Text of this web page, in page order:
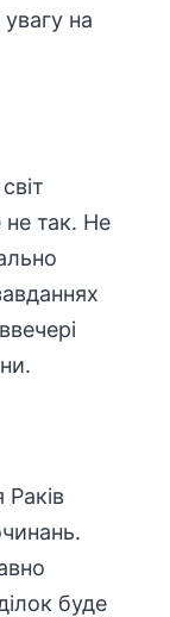
на
так. Не
буде